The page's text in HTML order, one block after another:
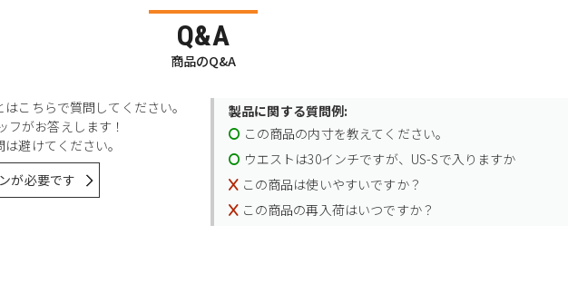
Q&A
商品のQ&A
こちらで質問してください。
フがお答えします！
避けてください。
が必要です
製品に関する質問例:
この商品の内寸を教えてください。
ウエストは30インチですが、US-Sで入りますか
この商品は使いやすいですか？
この商品の再入荷はいつですか？